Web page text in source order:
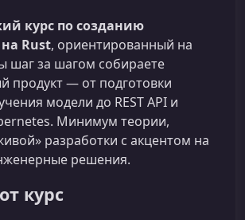
курс по созданию
на Rust, ориентированный на
шаг за шагом собираете
продукт — от подготовки
модели до REST API и
Минимум теории,
разработки с акцентом на
решения.
курс